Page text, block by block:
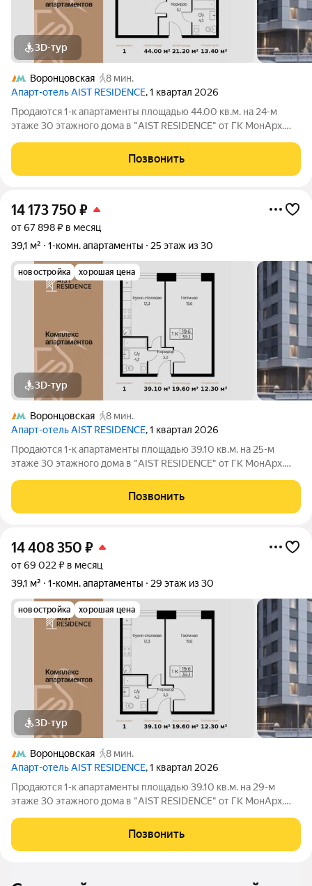
3D-тур
Воронцовская
8 мин.
Апарт-отель AIST RESIDENCE, 1 квартал 2026
Продаются 1-к апартаменты площадью 44.00 кв.м. на 24-м
этаже 30 этажного дома в "AIST RESIDENCE" от ГК МонАрх.
стремится к гармонии между динамичной городской жизнью и
отдыхом на природе.
Позвонить
14 173 750 ₽
от 67 898 ₽ в месяц
39,1 м²
1-комн. апартаменты 25 этаж из 30
новостройка хорошая цена
3D-тур
Воронцовская
8 мин.
Апарт-отель AIST RESIDENCE, 1 квартал 2026
Продаются 1-к апартаменты площадью 39.10 кв.м. на 25-м
этаже 30 этажного дома в "AIST RESIDENCE" от ГК МонАрх.
стремится к гармонии между динамичной городской жизнью и
отдыхом на природе.
Позвонить
14 408 350 ₽
от 69 022 ₽ в месяц
39,1 м²
1-комн. апартаменты 29 этаж из 30
новостройка хорошая цена
3D-тур
Воронцовская
8 мин.
Апарт-отель AIST RESIDENCE, 1 квартал 2026
Продаются 1-к апартаменты площадью 39.10 кв.м. на 29-м
этаже 30 этажного дома в "AIST RESIDENCE" от ГК МонАрх.
стремится к гармонии между динамичной городской жизнью и
отдыхом на природе.
Позвонить